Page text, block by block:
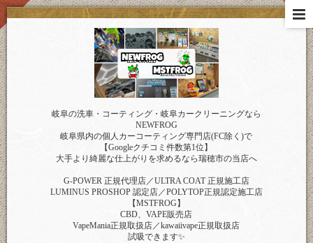
岐阜の洗車・コーティング・岐阜カークリーニングなら
NEWFROG
岐阜県内の個人カーコーティング専門店(FC除く)で
【Googleクチコミ件数第1位】
大手より綺麗な仕上がりを求めるなら瑞穂市の当店へ
G-POWER 正規代理店／ULTRA COAT 正規施工店
LUMINUS PROSHOP 認定店／POLYTOP正規認定施工店
【MSTFROG】
CBD、VAPE販売店
VapeMania正規取扱店／kawaiivape正規取扱店
試吸できます✨